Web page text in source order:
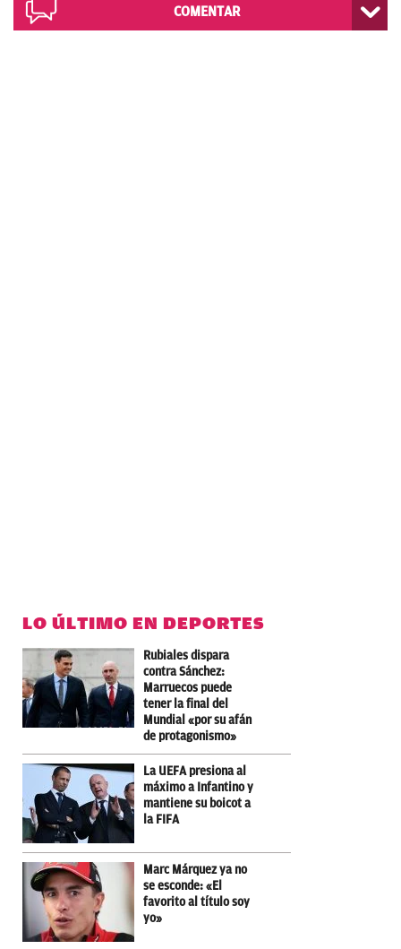
COMENTAR
LO ÚLTIMO EN DEPORTES
Rubiales dispara
contra Sánchez:
Marruecos puede
tener la final del
Mundial «por su afán
de protagonismo»
La UEFA presiona al
máximo a Infantino y
mantiene su boicot a
la FIFA
Marc Márquez ya no
se esconde: «El
favorito al título soy
yo»